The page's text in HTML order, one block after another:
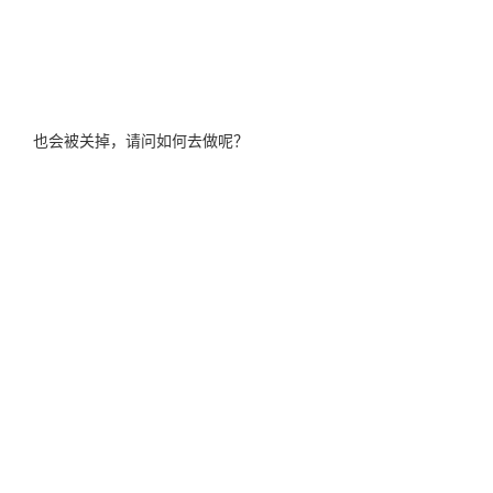
也会被关掉，请问如何去做呢？